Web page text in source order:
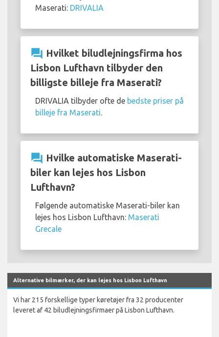
Maserati: DRIVALIA
question_answer Hvilket biludlejningsfirma hos
Lisbon Lufthavn tilbyder den
billigste billeje fra Maserati?
DRIVALIA tilbyder ofte de bedste priser på
billeje fra Maserati
question_answer Hvilke automatiske Maserati-
biler kan lejes hos Lisbon
Lufthavn?
Følgende automatiske Maserati-biler kan
lejes hos Lisbon Lufthavn: Maserati
Grecale
Alternative bilmærker, der kan lejes hos Lisbon Lufthavn
Vi har 215 forskellige typer køretøjer fra 32 producenter
leveret af 42 biludlejningsfirmaer på Lisbon Lufthavn.